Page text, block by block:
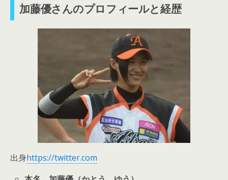
加藤優さんのプロフィールと経歴
出身https://twitter.com